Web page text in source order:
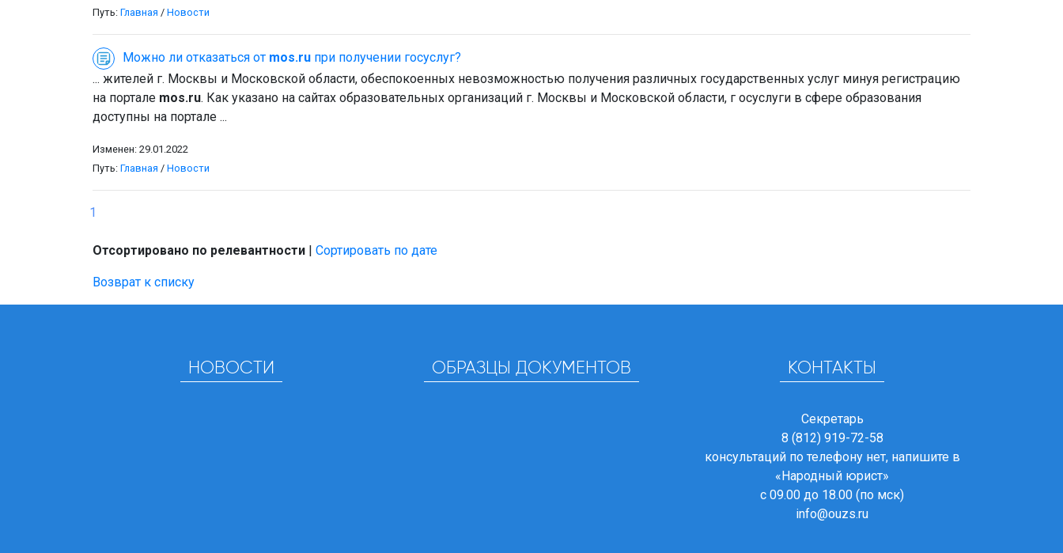
Путь: Главная / Новости
Можно ли отказаться от mos.ru при получении госуслуг?
... жителей г. Москвы и Московской области, обеспокоенных невозможностью получения различных государственных услуг минуя регистрацию
на портале mos.ru. Как указано на сайтах образовательных организаций г. Москвы и Московской области, г осуслуги в сфере образования
доступны на портале ...
Изменен: 29.01.2022
Путь: Главная / Новости
1
Отсортировано по релевантности | Сортировать по дате
Возврат к списку
НОВОСТИ ОБРАЗЦЫ ДОКУМЕНТОВ КОНТАКТЫ
Секретарь
8 (812) 919-72-58
консультаций по телефону нет, напишите в
«Народный юрист»
с 09.00 до 18.00 (по мск)
info@ouzs.ru